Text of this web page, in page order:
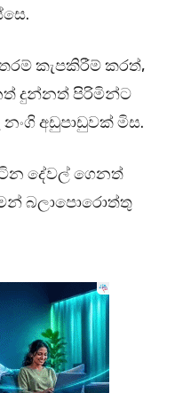
කැපකිරීම් කරත්,
දුන්නත් පිරිමින්ට
අඩුපාඩුවක් මිස.
දේවල් ගෙනත්
බලාපොරොත්තු